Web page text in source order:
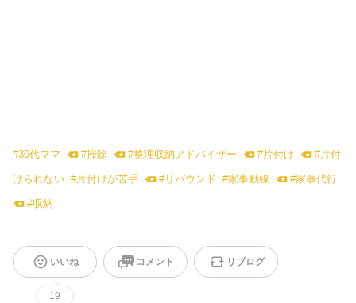
#30代ママ #掃除 #整理収納アドバイザー #片付け #片付
けられない #片付けが苦手 #リバウンド #家事動線 #家事代行
#収納
いいね
19
コメント リブログ